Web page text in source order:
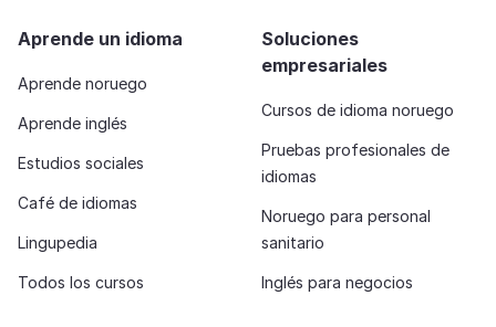
Aprende un idioma
Aprende noruego
Aprende inglés
Estudios sociales
Café de idiomas
Lingupedia
Todos los cursos
Soluciones
empresariales
Cursos de idioma noruego
Pruebas profesionales de
idiomas
Noruego para personal
sanitario
Inglés para negocios